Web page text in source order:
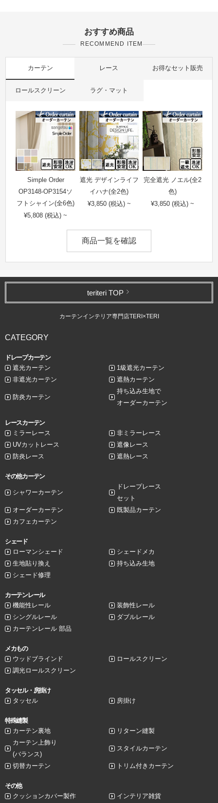
おすすめ商品
RECOMMEND ITEM
カーテン レース お得なセット販売
ロールスクリーン ラグ・マット
Simple Order
OP3148-OP3154ソ
フトシャイン(全6色)
¥5,808 (税込) ~
遮光 デザインライフ
イハナ(全2色)
¥3,850 (税込) ~
完全遮光 ノエル(全2
色)
¥3,850 (税込) ~
商品一覧を確認
teriteri TOP
カーテンインテリア専門店TERI×TERI
CATEGORY
ドレープカーテン
遮光カーテン
1級遮光カーテン
非遮光カーテン
遮熱カーテン
防炎カーテン
持ち込み生地で
オーダーカーテン
レースカーテン
ミラーレース
非ミラーレース
UVカットレース
遮像レース
防炎レース
遮熱レース
その他カーテン
シャワーカーテン
ドレープレース
セット
オーダーカーテン
既製品カーテン
カフェカーテン
シェード
ローマンシェード
シェードメカ
生地貼り換え
持ち込み生地
シェード修理
カーテンレール
機能性レール
装飾性レール
シングルレール
ダブルレール
カーテンレール 部品
メカもの
ウッドブラインド
ロールスクリーン
調光ロールスクリーン
タッセル・房掛け
タッセル
房掛け
特殊縫製
カーテン裏地
リターン縫製
カーテン上飾り
(バランス)
スタイルカーテン
切替カーテン トリム付きカーテン
その他
クッションカバー製作
インテリア雑貨